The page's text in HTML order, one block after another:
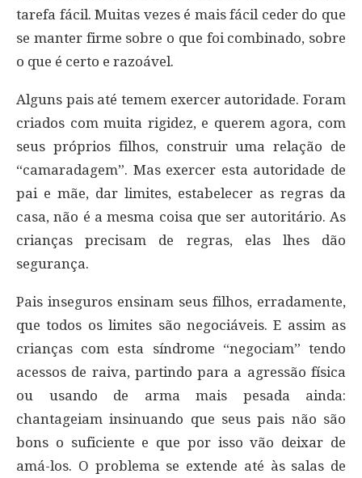
tarefa fácil. Muitas vezes é mais fácil ceder do que
se manter firme sobre o que foi combinado, sobre
o que é certo e razoável.
Alguns pais até temem exercer autoridade. Foram
criados com muita rigidez, e querem agora, com
seus próprios filhos, construir uma relação de
“camaradagem”. Mas exercer esta autoridade de
pai e mãe, dar limites, estabelecer as regras da
casa, não é a mesma coisa que ser autoritário. As
crianças precisam de regras, elas lhes dão
segurança.
Pais inseguros ensinam seus filhos, erradamente,
que todos os limites são negociáveis. E assim as
crianças com esta síndrome “negociam” tendo
acessos de raiva, partindo para a agressão física
ou usando de arma mais pesada ainda:
chantageiam insinuando que seus pais não são
bons o suficiente e que por isso vão deixar de
amá-los. O problema se extende até às salas de